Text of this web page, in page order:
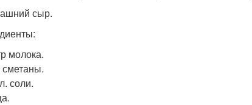
сыр.
молока.
сметаны.
соли.